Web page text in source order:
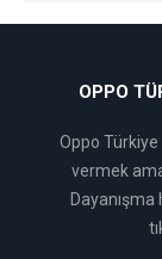
OPPO
Oppo Türkiye
vermek